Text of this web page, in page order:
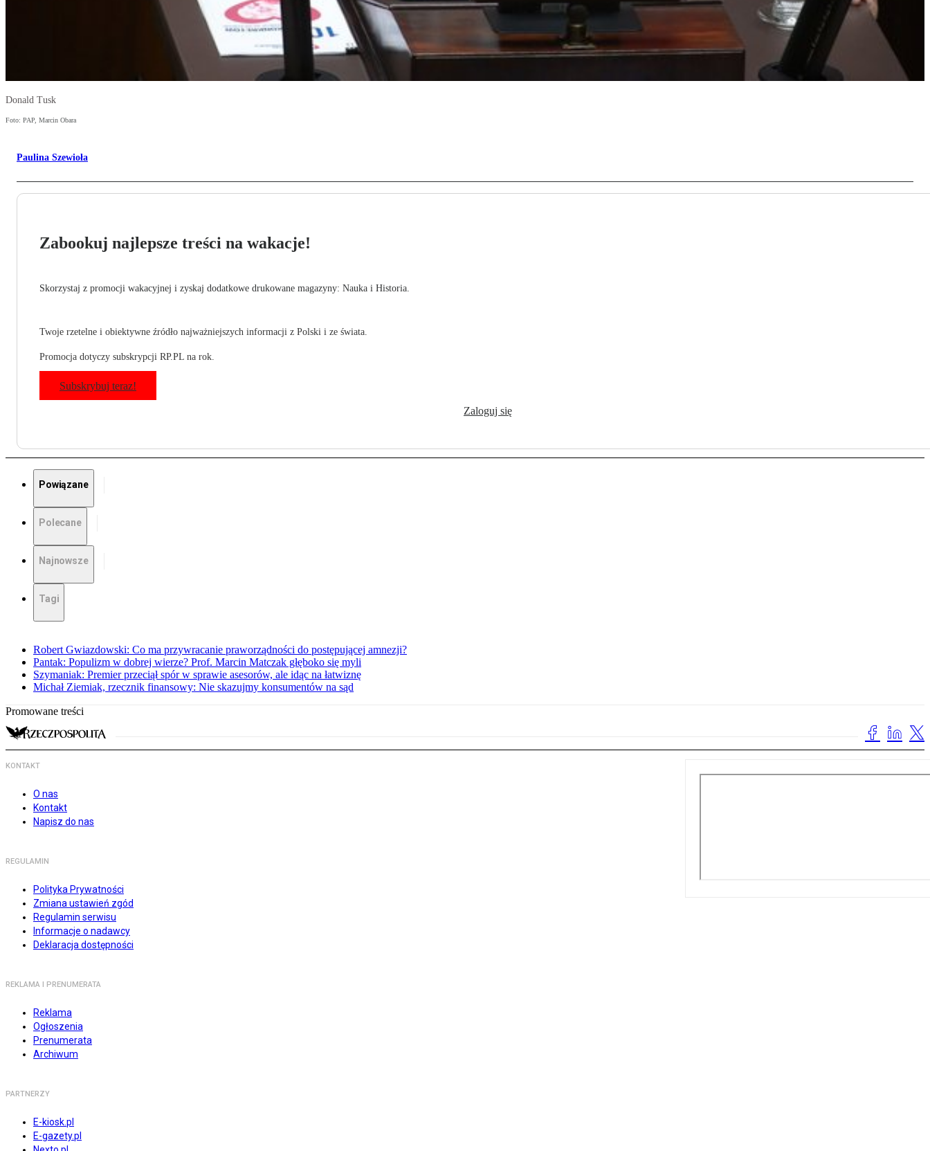
Donald Tusk
Foto: PAP, Marcin Obara
Paulina Szewioła
Zabookuj najlepsze treści na wakacje!
Skorzystaj z promocji wakacyjnej i zyskaj dodatkowe drukowane magazyny: Nauka i Historia.
Twoje rzetelne i obiektywne źródło najważniejszych informacji z Polski i ze świata.
Promocja dotyczy subskrypcji RP.PL na rok.
Subskrybuj teraz!
Zaloguj się
Powiązane
Polecane
Najnowsze
Tagi
Robert Gwiazdowski: Co ma przywracanie praworządności do postępującej amnezji?
Pantak: Populizm w dobrej wierze? Prof. Marcin Matczak głęboko się myli
Szymaniak: Premier przeciął spór w sprawie asesorów, ale idąc na łatwiznę
Michał Ziemiak, rzecznik finansowy: Nie skazujmy konsumentów na sąd
Promowane treści
KONTAKT
O nas
Kontakt
Napisz do nas
REGULAMIN
Polityka Prywatności
Zmiana ustawień zgód
Regulamin serwisu
Informacje o nadawcy
Deklaracja dostępności
REKLAMA I PRENUMERATA
Reklama
Ogłoszenia
Prenumerata
Archiwum
PARTNERZY
E-kiosk.pl
E-gazety.pl